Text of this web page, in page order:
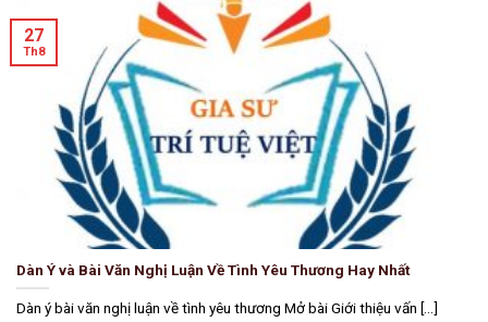
Dàn Ý và Bài Văn Nghị Luận Về Tình Yêu Thương Hay Nhất
Dàn ý bài văn nghị luận về tình yêu thương Mở bài Giới thiệu vấn [...]
27
Th8